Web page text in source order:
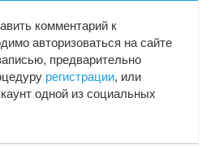
комментарий к
авторизоваться на сайте
предварительно
регистрации, или
одной из социальных